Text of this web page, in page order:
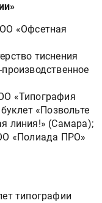
«Офсетная
тиснения
«Типография
«Позвольте
линия!» (Самара);
«Полиада ПРО»
типографии